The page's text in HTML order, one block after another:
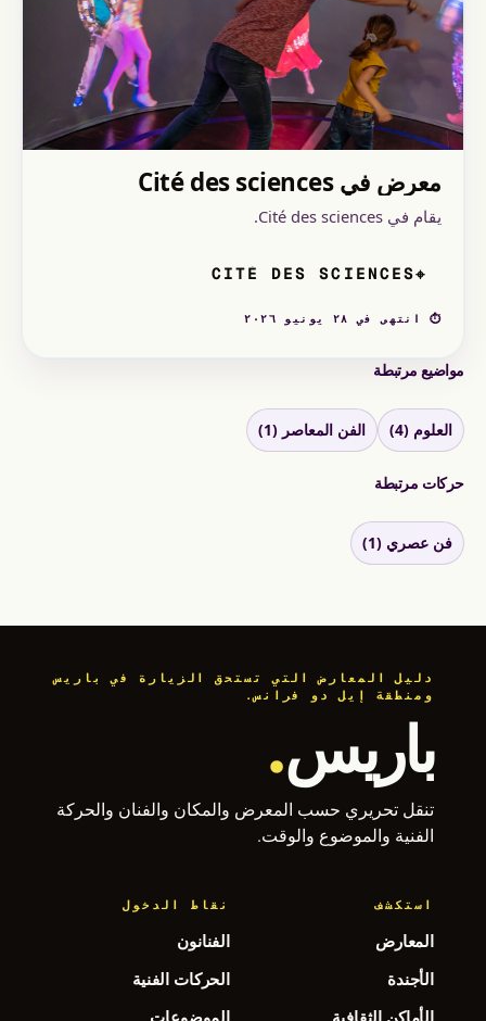
معرض في Cité des sciences
يقام في Cité des sciences.
⌖
CITÉ DES SCIENCES
⏱ انتهى في ٢٨ يونيو ٢٠٢٦
مواضيع مرتبطة
العلوم (4) الفن المعاصر (1)
حركات مرتبطة
فن عصري (1)
دليل المعارض التي تستحق الزيارة في باريس
ومنطقة إيل دو فرانس.
باريس.
تنقل تحريري حسب المعرض والمكان والفنان والحركة
الفنية والموضوع والوقت.
استكشف
المعارض
الأجندة
نقاط الدخول
الفنانون
الحركات الفنية